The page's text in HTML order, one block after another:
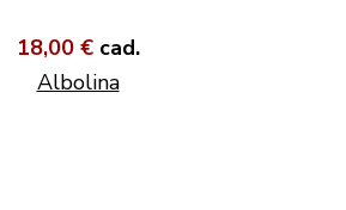
18,00 € cad.
Albolina